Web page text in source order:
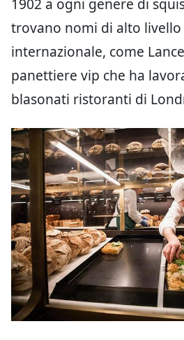
trovano nomi di alto
internazionale, come
panettiere vip che ha
blasonati ristoranti di